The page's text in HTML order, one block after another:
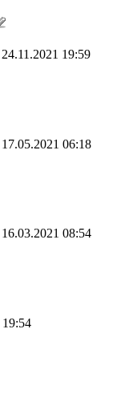
24.11.2021 19:59
17.05.2021 06:18
16.03.2021 08:54
19:54